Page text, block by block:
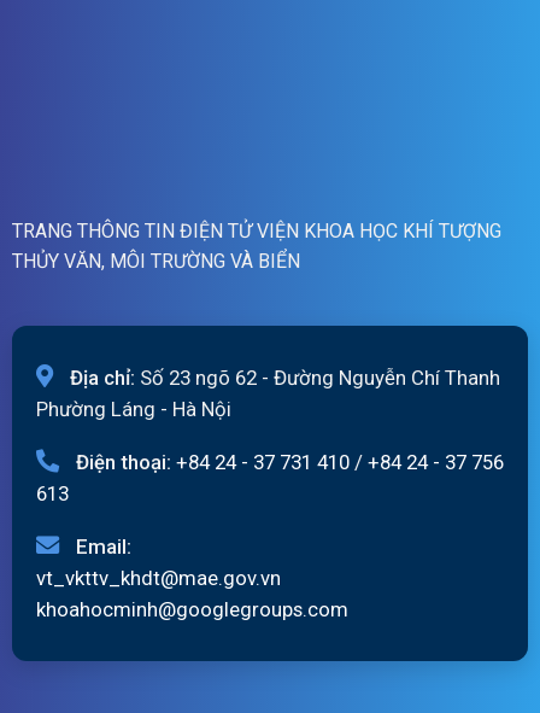
TRANG THÔNG TIN ĐIỆN TỬ VIỆN KHOA HỌC KHÍ TƯỢNG
THỦY VĂN, MÔI TRƯỜNG VÀ BIỂN
Địa chỉ: Số 23 ngõ 62 - Đường Nguyễn Chí Thanh
Phường Láng - Hà Nội
Điện thoại: +84 24 - 37 731 410 / +84 24 - 37 756
613
Email:
vt_vkttv_khdt@mae.gov.vn
khoahocminh@googlegroups.com